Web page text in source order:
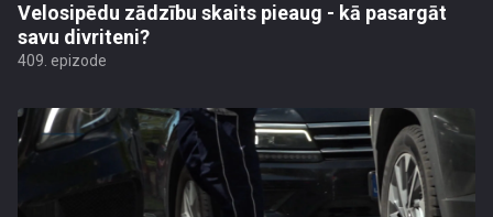
Velosipēdu zādzību skaits pieaug - kā pasargāt
savu divriteni?
409. epizode